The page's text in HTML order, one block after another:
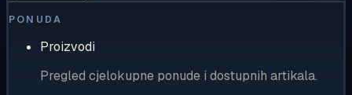
PONUDA
Proizvodi
Pregled cjelokupne ponude i dostupnih artikala.